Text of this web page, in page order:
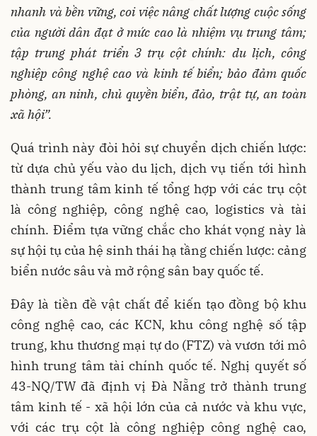
nhanh và bền vững, coi việc nâng chất lượng cuộc sống
của người dân đạt ở mức cao là nhiệm vụ trung tâm;
tập trung phát triển 3 trụ cột chính: du lịch, công
nghiệp công nghệ cao và kinh tế biển; bảo đảm quốc
phòng, an ninh, chủ quyền biển, đảo, trật tự, an toàn
xã hội”.
Quá trình này đòi hỏi sự chuyển dịch chiến lược:
từ dựa chủ yếu vào du lịch, dịch vụ tiến tới hình
thành trung tâm kinh tế tổng hợp với các trụ cột
là công nghiệp, công nghệ cao, logistics và tài
chính. Điểm tựa vững chắc cho khát vọng này là
sự hội tụ của hệ sinh thái hạ tầng chiến lược: cảng
biển nước sâu và mở rộng sân bay quốc tế.
Đây là tiền đề vật chất để kiến tạo đồng bộ khu
công nghệ cao, các KCN, khu công nghệ số tập
trung, khu thương mại tự do (FTZ) và vươn tới mô
hình trung tâm tài chính quốc tế. Nghị quyết số
43-NQ/TW đã định vị Đà Nẵng trở thành trung
tâm kinh tế - xã hội lớn của cả nước và khu vực,
với các trụ cột là công nghiệp công nghệ cao,